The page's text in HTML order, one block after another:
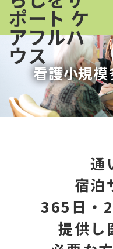
看護小規
通
宿泊
365日・
提供し